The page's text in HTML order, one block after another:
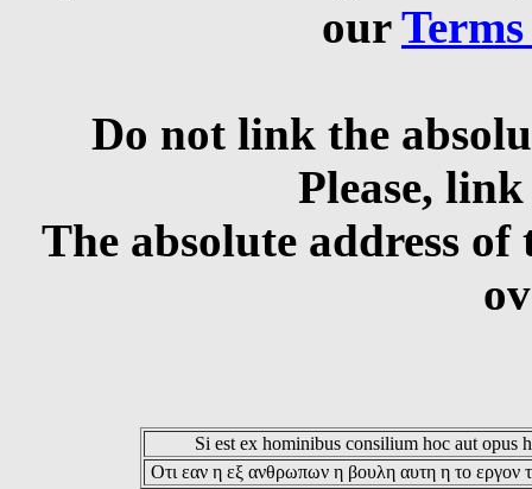
our
Do not link the
Please,
The absolute address
Si est ex hominibus consilium hoc aut opus
Οτι εαν η εξ ανθρωπων η βουλη αυτη η το εργον